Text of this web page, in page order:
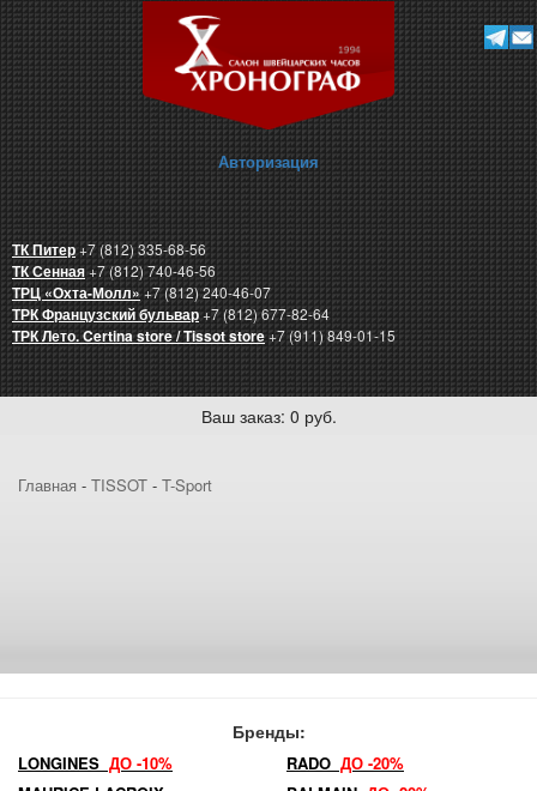
Авторизация
ТК Питер+7 (812) 335-68-56
ТК Сенная+7 (812) 740-46-56
ТРЦ «Охта-Молл»+7 (812) 240-46-07
ТРК Французский бульвар+7 (812) 677-82-64
ТРК Лето. Certina store / Tissot store+7 (911) 849-01-15
Ваш заказ: 0 руб.
Главная - TISSOT - T-Sport
Бренды:
LONGINES ДО -10% RADO ДО -20%